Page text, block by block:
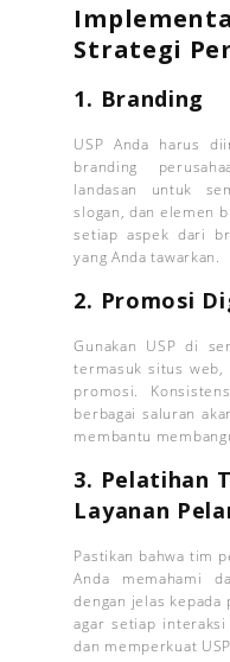
Strategi
1. Branding
USP Anda harus
branding
landasan untuk
slogan, dan elemen
setiap aspek dari
yang Anda tawarkan.
2. Promosi
Gunakan USP di
termasuk situs web,
promosi.
berbagai saluran
membantu
3. Pelatihan
Layanan
Pastikan bahwa tim
Anda memahami
dengan jelas kepada
agar setiap interaksi
dan memperkuat USP